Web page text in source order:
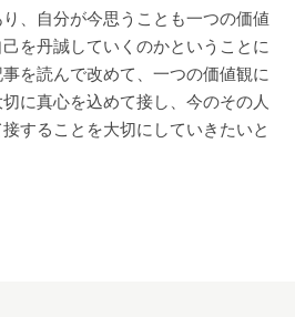
、自分が今思うことも一つの価値
を丹誠していくのかということに
を読んで改めて、一つの価値観に
に真心を込めて接し、今のその人
することを大切にしていきたいと